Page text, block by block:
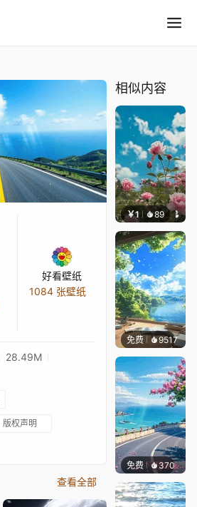
好看壁纸
1084 张壁纸
28.49M
版权声明
查看全部
相似内容
￥1 89 叮叮
免费 9517叮叮
免费 370好看